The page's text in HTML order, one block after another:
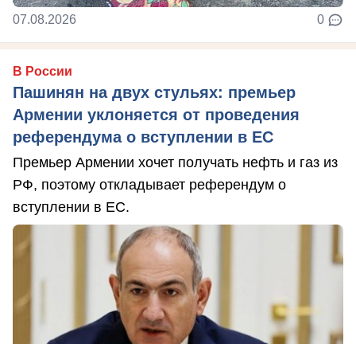
07.08.2026 0
В России
Пашинян на двух стульях: премьер
Армении уклоняется от проведения
референдума о вступлении в ЕС
Премьер Армении хочет получать нефть и газ из
РФ, поэтому откладывает референдум о
вступлении в ЕС.